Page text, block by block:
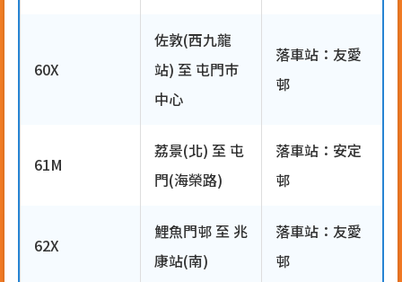
60X
佐敦(西九龍
站) 至 屯門巿
中心
落車站：友愛
邨
61M
荔景(北) 至 屯
門(海榮路)
落車站：安定
邨
62X
鯉魚門邨 至 兆
康站(南)
落車站：友愛
邨